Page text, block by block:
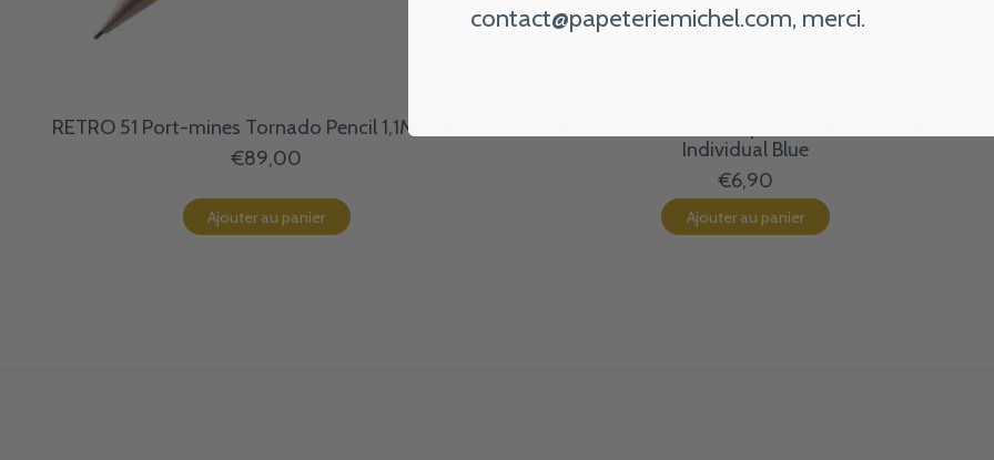
RETRO 51 Port-mines Tornado Pencil 1,1Mm Buzz
€89,00
Ajouter au panier
Individual Blue
€6,90
Ajouter au panier
contact@papeteriemichel.com, merci.